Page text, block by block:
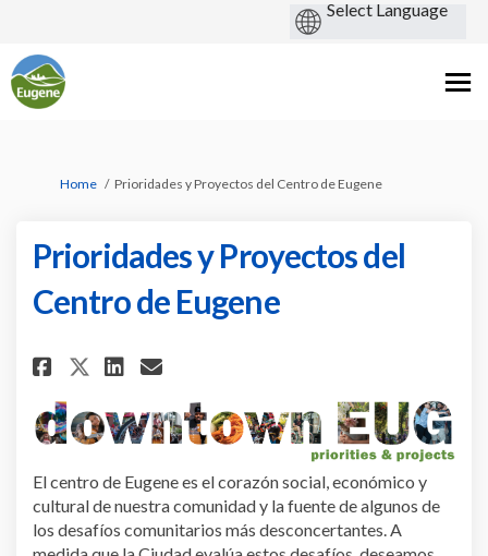
You are here:
Home Prioridades y Proyectos del Centro de Eugene
Prioridades y Proyectos del
Centro de Eugene
Share Prioridades y Proyectos
Share Prioridades y
Share Prioridades y
Email Prioridades y
El centro de Eugene es el corazón social, económico y
cultural de nuestra comunidad y la fuente de algunos de
los desafíos comunitarios más desconcertantes. A